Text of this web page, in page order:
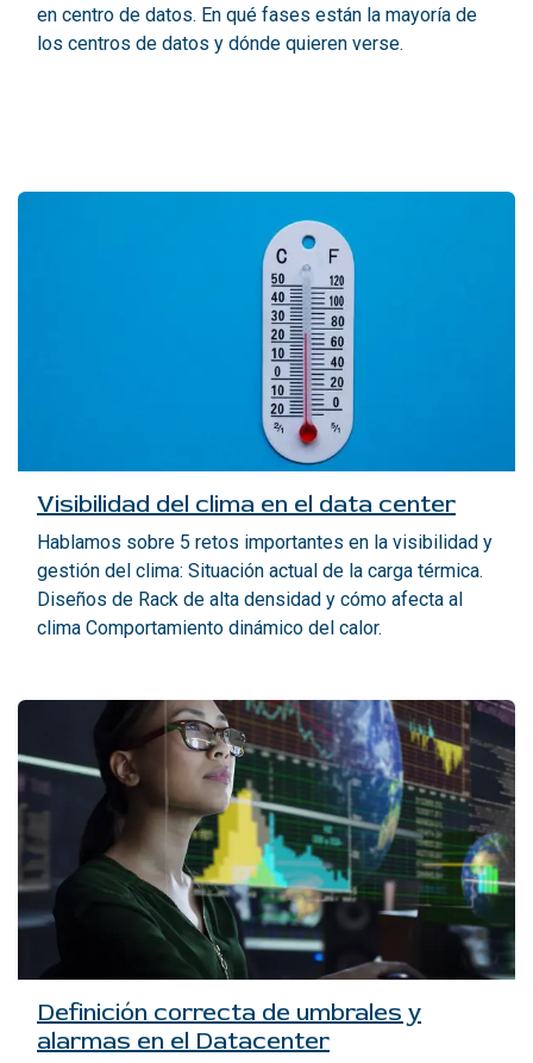
en centro de datos. En qué fases están la mayoría de
los centros de datos y dónde quieren verse.
Visibilidad del clima en el data center
Hablamos sobre 5 retos importantes en la visibilidad y
gestión del clima: Situación actual de la carga térmica.
Diseños de Rack de alta densidad y cómo afecta al
clima Comportamiento dinámico del calor.
Definición correcta de umbrales y
alarmas en el Datacenter